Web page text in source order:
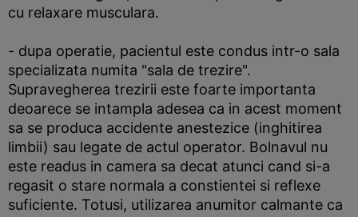
cu relaxare musculara.
- dupa operatie, pacientul este condus intr-o sala
specializata numita "sala de trezire".
Supravegherea trezirii este foarte importanta
deoarece se intampla adesea ca in acest moment
sa se produca accidente anestezice (inghitirea
limbii) sau legate de actul operator. Bolnavul nu
este readus in camera sa decat atunci cand si-a
regasit o stare normala a constientei si reflexe
suficiente. Totusi, utilizarea anumitor calmante ca